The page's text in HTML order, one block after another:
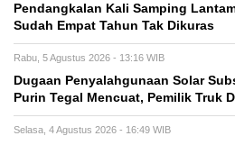
Pendangkalan Kali Samping
Sudah Empat Tahun Tak Dikuras
Rabu, 5 Agustus 2026 - 13:16 WIB
‎Dugaan Penyalahgunaan Solar
Purin Tegal Mencuat, Pemilik Truk
Selasa, 4 Agustus 2026 - 16:49 WIB